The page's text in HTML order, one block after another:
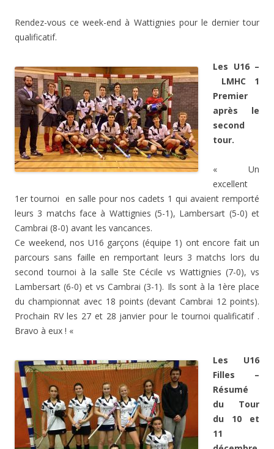
Rendez-vous ce week-end à Wattignies pour le dernier tour
qualificatif.
Les U16 –
LMHC 1
Premier
après le
second
tour.
« Un
excellent
1er tournoi en salle pour nos cadets 1 qui avaient remporté
leurs 3 matchs face à Wattignies (5-1), Lambersart (5-0) et
Cambrai (8-0) avant les vancances.
Ce weekend, nos U16 garçons (équipe 1) ont encore fait un
parcours sans faille en remportant leurs 3 matchs lors du
second tournoi à la salle Ste Cécile vs Wattignies (7-0), vs
Lambersart (6-0) et vs Cambrai (3-1). Ils sont à la 1ère place
du championnat avec 18 points (devant Cambrai 12 points).
Prochain RV les 27 et 28 janvier pour le tournoi qualificatif .
Bravo à eux ! «
Les U16
Filles –
Résumé
du Tour
du 10 et
11